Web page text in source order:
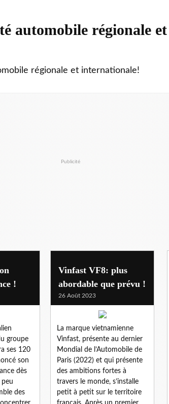
automobile régionale et
régionale et internationale!
Publicité
!
groupe
ses 120
son
dès
des
Vinfast VF8: plus
abordable que prévu !
26 Août 2023
La marque vietnamienne
Vinfast, présente au dernier
Mondial de l’Automobile de
Paris (2022) et qui présente
des ambitions fortes à
travers le monde, s’installe
petit à petit sur le territoire